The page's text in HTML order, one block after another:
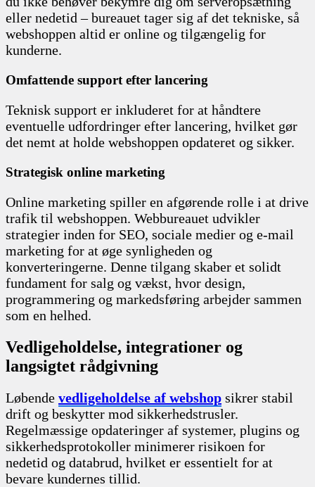
eller nedetid – bureauet tager sig af det tekniske, så
webshoppen altid er online og tilgængelig for
kunderne.
Omfattende support efter lancering
Teknisk support er inkluderet for at håndtere
eventuelle udfordringer efter lancering, hvilket gør
det nemt at holde webshoppen opdateret og sikker.
Strategisk online marketing
Online marketing spiller en afgørende rolle i at drive
trafik til webshoppen. Webbureauet udvikler
strategier inden for SEO, sociale medier og e-mail
marketing for at øge synligheden og
konverteringerne. Denne tilgang skaber et solidt
fundament for salg og vækst, hvor design,
programmering og markedsføring arbejder sammen
som en helhed.
Vedligeholdelse, integrationer og
langsigtet rådgivning
Løbende vedligeholdelse af webshop sikrer stabil
drift og beskytter mod sikkerhedstrusler.
Regelmæssige opdateringer af systemer, plugins og
sikkerhedsprotokoller minimerer risikoen for
nedetid og databrud, hvilket er essentielt for at
bevare kundernes tillid.